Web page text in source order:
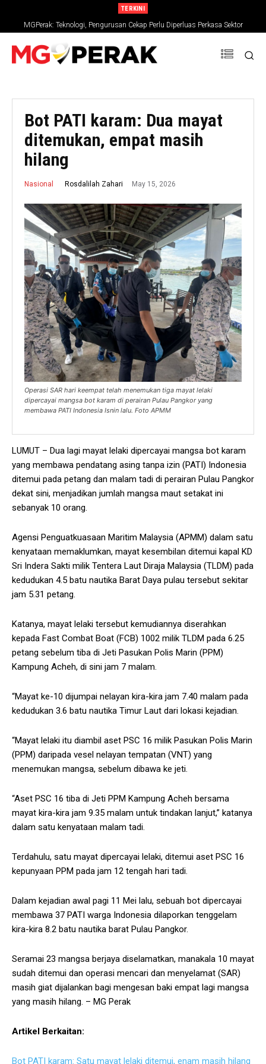
TERKINI
MGPerak: Teknologi, Pengurusan Cekap Perlu Diperluas Perkasa Sektor
Pertanian
Bot PATI karam: Dua mayat
ditemukan, empat masih
hilang
Nasional Rosdalilah Zahari May 15, 2026
Operasi SAR hari keempat telah menemukan tiga mayat lelaki
dipercayai mangsa bot karam di perairan Pulau Pangkor yang
membawa PATI Indonesia Isnin lalu. Foto APMM
LUMUT – Dua lagi mayat lelaki dipercayai mangsa bot karam
yang membawa pendatang asing tanpa izin (PATI) Indonesia
ditemui pada petang dan malam tadi di perairan Pulau Pangkor
dekat sini, menjadikan jumlah mangsa maut setakat ini
sebanyak 10 orang.
Agensi Penguatkuasaan Maritim Malaysia (APMM) dalam satu
kenyataan memaklumkan, mayat kesembilan ditemui kapal KD
Sri Indera Sakti milik Tentera Laut Diraja Malaysia (TLDM) pada
kedudukan 4.5 batu nautika Barat Daya pulau tersebut sekitar
jam 5.31 petang.
Katanya, mayat lelaki tersebut kemudiannya diserahkan
kepada Fast Combat Boat (FCB) 1002 milik TLDM pada 6.25
petang sebelum tiba di Jeti Pasukan Polis Marin (PPM)
Kampung Acheh, di sini jam 7 malam.
“Mayat ke-10 dijumpai nelayan kira-kira jam 7.40 malam pada
kedudukan 3.6 batu nautika Timur Laut dari lokasi kejadian.
“Mayat lelaki itu diambil aset PSC 16 milik Pasukan Polis Marin
(PPM) daripada vesel nelayan tempatan (VNT) yang
menemukan mangsa, sebelum dibawa ke jeti.
“Aset PSC 16 tiba di Jeti PPM Kampung Acheh bersama
mayat kira-kira jam 9.35 malam untuk tindakan lanjut,” katanya
dalam satu kenyataan malam tadi.
Terdahulu, satu mayat dipercayai lelaki, ditemui aset PSC 16
kepunyaan PPM pada jam 12 tengah hari tadi.
Dalam kejadian awal pagi 11 Mei lalu, sebuah bot dipercayai
membawa 37 PATI warga Indonesia dilaporkan tenggelam
kira-kira 8.2 batu nautika barat Pulau Pangkor.
Seramai 23 mangsa berjaya diselamatkan, manakala 10 mayat
sudah ditemui dan operasi mencari dan menyelamat (SAR)
masih giat dijalankan bagi mengesan baki empat lagi mangsa
yang masih hilang. – MG Perak
Artikel Berkaitan:
Bot PATI karam: Satu mayat lelaki ditemui, enam masih hilang